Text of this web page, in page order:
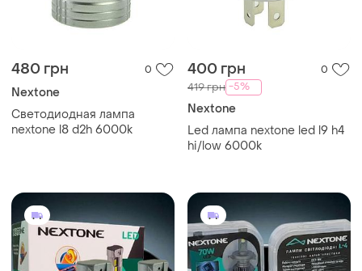
480 грн 0
Nextone
Светодиодная лампа
nextone l8 d2h 6000k
400 грн 0
419 грн -5%
Nextone
Led лампа nextone led l9 h4
hi/low 6000k